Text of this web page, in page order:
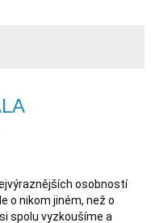
osobností
o nikom jiném, než o
spolu vyzkoušíme a